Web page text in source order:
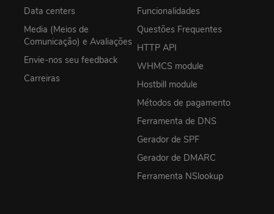
Data centers
Media (Meios de
Comunicação) e Avaliações
Envie-nos seu feedback
Carreiras
Funcionalidades
Questões Frequentes
HTTP API
WHMCS module
Hostbill module
Métodos de pagamento
Ferramenta de DNS
Gerador de SPF
Gerador de DMARC
Ferramenta NSlookup